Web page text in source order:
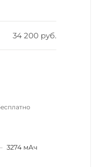
34 200 руб.
3274 мАч